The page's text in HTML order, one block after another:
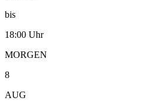
bis
18:00 Uhr
MORGEN
8
AUG